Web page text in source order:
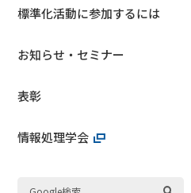
標準化活動に参加するには
お知らせ・セミナー
表彰
情報処理学会